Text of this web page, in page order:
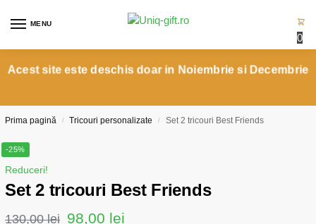
MENU
0
Acest site este deschis doar in Noiembrie si Decembrie
Prima pagină / Tricouri personalizate / Set 2 tricouri Best Friends
Reduceri!
Set 2 tricouri Best Friends
130,00lei 98,00 lei
-25%